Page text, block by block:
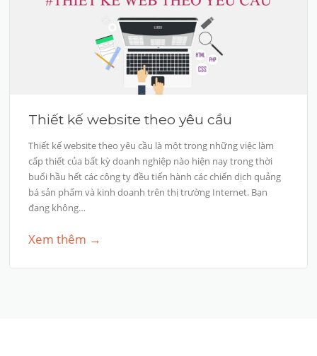
Thiết kế website theo yêu cầu
Thiết kế website theo yêu cầu là một trong những việc làm
cấp thiết của bất kỳ doanh nghiệp nào hiện nay trong thời
buổi hầu hết các công ty đều tiến hành các chiến dịch quảng
bá sản phẩm và kinh doanh trên thị trường Internet. Bạn
đang không…
Xem thêm →